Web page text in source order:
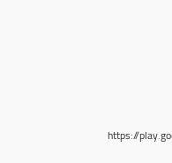
https://